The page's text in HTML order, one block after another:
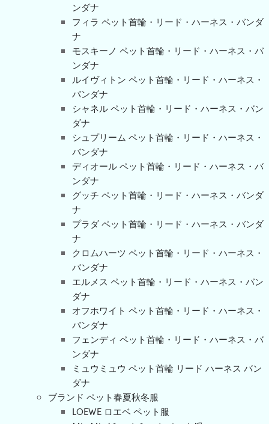
ンダナ
フィラ ペット首輪・リード・ハーネス・バンダ
ナ
モスキーノ ペット首輪・リード・ハーネス・バ
ンダナ
ルイヴィトン ペット首輪・リード・ハーネス・
バンダナ
シャネル ペット首輪・リード・ハーネス・バン
ダナ
シュプリーム ペット首輪・リード・ハーネス・
バンダナ
ディオール ペット首輪・リード・ハーネス・バ
ンダナ
グッチ ペット首輪・リード・ハーネス・バンダ
ナ
プラダ ペット首輪・リード・ハーネス・バンダ
ナ
クロムハーツ ペット首輪・リード・ハーネス・
バンダナ
エルメス ペット首輪・リード・ハーネス・バン
ダナ
オフホワイト ペット首輪・リード・ハーネス・
バンダナ
フェンディ ペット首輪・リード・ハーネス・バ
ンダナ
ミュウミュウ ペット首輪 リード ハーネス バン
ダナ
ブランド ペット春夏秋冬服
LOEWE ロエベ ペット服